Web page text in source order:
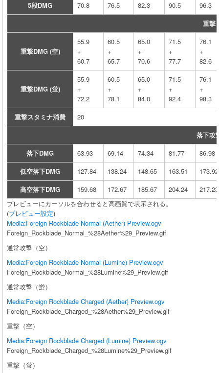
5段DMG
70.8 76.5 82.3 90.5
96.3
重撃
重撃DMG (空)
55.9
+
60.7
60.5
+
65.7
65.0
+
70.6
71.5
+
77.7
76.1
+
82.6
重撃DMG (蛍)
55.9
+
72.2
60.5
+
78.1
65.0
+
84.0
71.5
+
92.4
76.1
+
98.3
重撃スタミナ消費
20
落下攻
落下DMG
63.93 69.14 74.34 81.77
86.98
低空落下DMG
127.84 138.24 148.65 163.51
173.92
高空落下DMG
159.68 172.67 185.67 204.24
217.23
プレビューにカーソルを合わせると高画質で表示される。
(プレビュー設定)
Media:Foreign Rockblade Normal (Aether) Preview.ogv
Foreign_Rockblade_Normal_%28Aether%29_Preview.gif
通常攻撃（空）
Media:Foreign Rockblade Normal (Lumine) Preview.ogv
Foreign_Rockblade_Normal_%28Lumine%29_Preview.gif
通常攻撃（蛍）
Media:Foreign Rockblade Charged (Aether) Preview.ogv
Foreign_Rockblade_Charged_%28Aether%29_Preview.gif
重撃（空）
Media:Foreign Rockblade Charged (Lumine) Preview.ogv
Foreign_Rockblade_Charged_%28Lumine%29_Preview.gif
重撃（蛍）